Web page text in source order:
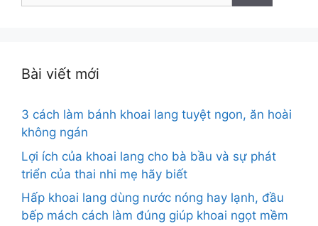
Bài viết mới
3 cách làm bánh khoai lang tuyệt ngon, ăn hoài
không ngán
Lợi ích của khoai lang cho bà bầu và sự phát
triển của thai nhi mẹ hãy biết
Hấp khoai lang dùng nước nóng hay lạnh, đầu
bếp mách cách làm đúng giúp khoai ngọt mềm